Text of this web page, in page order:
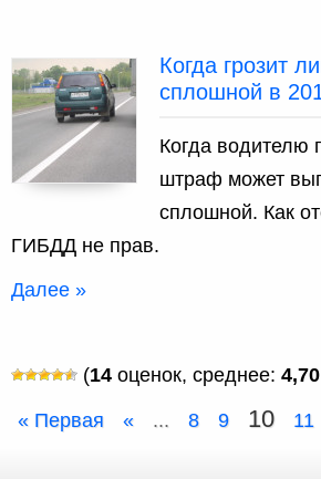
Когда грозит
сплошной в
Когда водителю
штраф может
сплошной. Как
ГИБДД не прав.
Далее »
(14 оценок, среднее: 4,70
« Первая « ... 8 9 10 11